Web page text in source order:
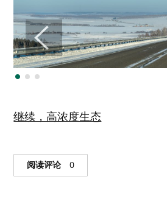
继续，高浓度生态
阅读评论 0